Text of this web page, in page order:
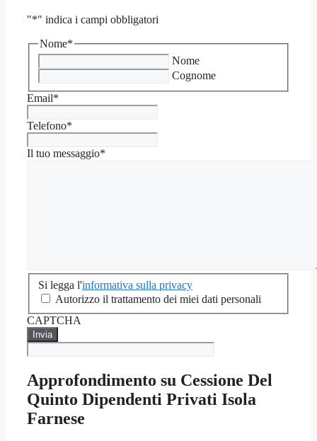
"*" indica i campi obbligatori
Nome*
Nome
Cognome
Email*
Telefono*
Il tuo messaggio*
Si
legga
sulla
privacy
Si legga l'informativa sulla privacy
Autorizzo il trattamento dei miei dati personali
CAPTCHA
Approfondimento su Cessione Del
Quinto Dipendenti Privati Isola
Farnese